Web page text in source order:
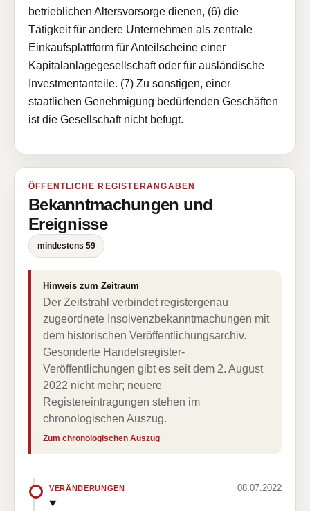
betrieblichen Altersvorsorge dienen, (6) die
Tätigkeit für andere Unternehmen als zentrale
Einkaufsplattform für Anteilscheine einer
Kapitalanlagegesellschaft oder für ausländische
Investmentanteile. (7) Zu sonstigen, einer
staatlichen Genehmigung bedürfenden Geschäften
ist die Gesellschaft nicht befugt.
ÖFFENTLICHE REGISTERANGABEN
Bekanntmachungen und
Ereignisse
mindestens 59
Hinweis zum Zeitraum
Der Zeitstrahl verbindet registergenau
zugeordnete Insolvenzbekanntmachungen mit
dem historischen Veröffentlichungsarchiv.
Gesonderte Handelsregister-
Veröffentlichungen gibt es seit dem 2. August
2022 nicht mehr; neuere
Registereintragungen stehen im
chronologischen Auszug.
Zum chronologischen Auszug
VERÄNDERUNGEN 08.07.2022